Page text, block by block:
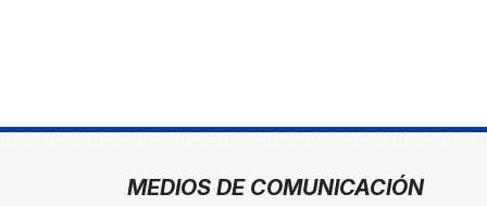
MEDIOS DE COMUNICACIÓN